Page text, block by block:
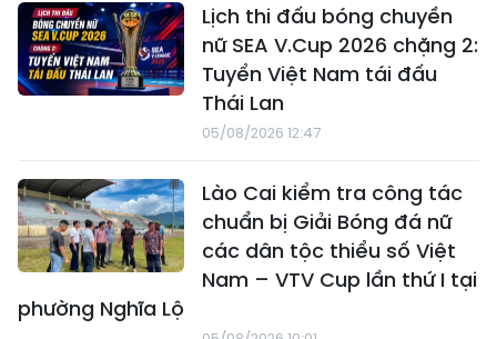
Lịch thi đấu bóng chuyền
nữ SEA V.Cup 2026 chặng 2:
Tuyển Việt Nam tái đấu
Thái Lan
05/08/2026 12:47
Lào Cai kiểm tra công tác
chuẩn bị Giải Bóng đá nữ
các dân tộc thiểu số Việt
Nam – VTV Cup lần thứ I tại
phường Nghĩa Lộ